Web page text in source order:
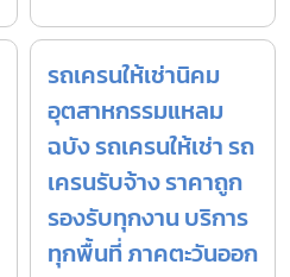
รถเครนให้เช่านิคม
อุตสาหกรรมแหลม
ฉบัง รถเครนให้เช่า รถ
เครนรับจ้าง ราคาถูก
รองรับทุกงาน บริการ
ทุกพื้นที่ ภาคตะวันออก